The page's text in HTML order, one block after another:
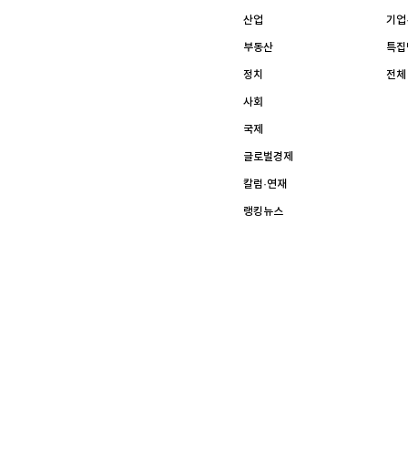
산업
부동산
정치
사회
국제
글로벌경제
칼럼·연재
랭킹뉴스
기업
특
전